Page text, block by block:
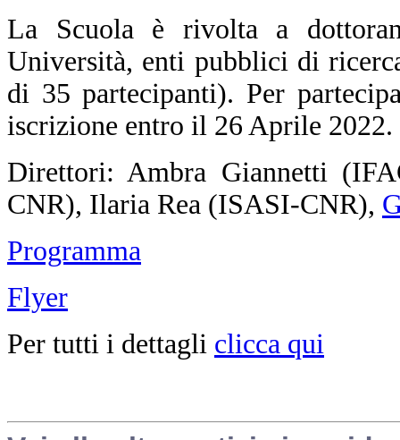
La Scuola è rivolta a
Università, enti pubblici di
di 35 partecipanti). Per
iscrizione entro il 26 Aprile 2022.
Direttori: Ambra Giannetti
CNR), Ilaria Rea (ISASI-CNR),
Programma
Flyer
Per tutti i dettagli clicca qui